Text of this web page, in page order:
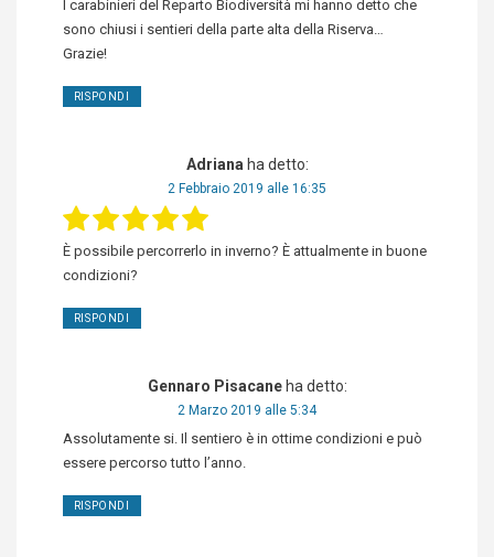
I carabinieri del Reparto Biodiversità mi hanno detto che
sono chiusi i sentieri della parte alta della Riserva…
Grazie!
RISPONDI
Adriana ha detto:
2 Febbraio 2019 alle 16:35
È possibile percorrerlo in inverno? È attualmente in buone
condizioni?
RISPONDI
Gennaro Pisacane ha detto:
2 Marzo 2019 alle 5:34
Assolutamente si. Il sentiero è in ottime condizioni e può
essere percorso tutto l’anno.
RISPONDI